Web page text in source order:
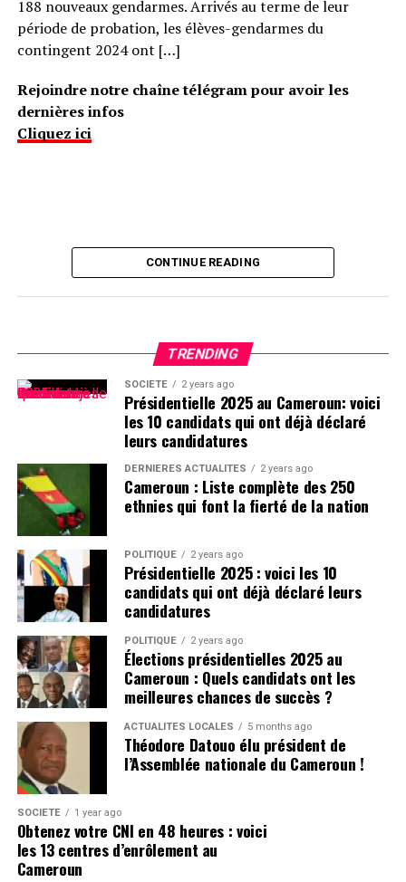
188 nouveaux gendarmes. Arrivés au terme de leur
période de probation, les élèves-gendarmes du
contingent 2024 ont […]
Rejoindre notre chaîne télégram pour avoir les
dernières infos
Cliquez ici
CONTINUE READING
TRENDING
SOCIÉTÉ 2 years ago
Présidentielle 2025 au Cameroun: voici
les 10 candidats qui ont déjà déclaré
leurs candidatures
DERNIÈRES ACTUALITÉS 2 years ago
Cameroun : Liste complète des 250
ethnies qui font la fierté de la nation
POLITIQUE 2 years ago
Présidentielle 2025 : voici les 10
candidats qui ont déjà déclaré leurs
candidatures
POLITIQUE 2 years ago
Élections présidentielles 2025 au
Cameroun : Quels candidats ont les
meilleures chances de succès ?
ACTUALITÉS LOCALES 5 months ago
Théodore Datouo élu président de
l’Assemblée nationale du Cameroun !
SOCIÉTÉ 1 year ago
Obtenez votre CNI en 48 heures : voici
les 13 centres d’enrôlement au
Cameroun